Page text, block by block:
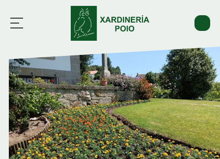
Inicio
Servicios
Trabajos
Actualidad